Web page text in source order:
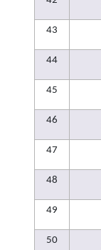
43
44
45
46
47
48
49
50